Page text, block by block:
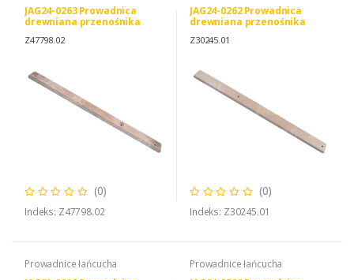
JAG24-0263 Prowadnica
drewniana przenośnika
Z47798.02
(0)
Indeks: Z47798.02
JAG24-0262 Prowadnica
drewniana przenośnika
Z30245.01
(0)
Indeks: Z30245.01
Prowadnice łańcucha
Prowadnice łańcucha